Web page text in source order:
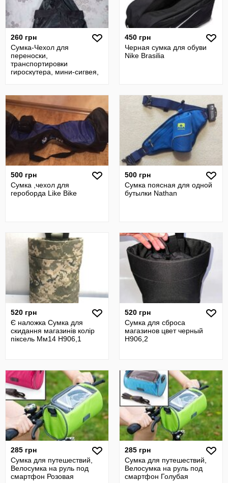
260 грн
Сумка-Чехол для
переноски,
транспортировки
гироскутера, мини-сигвея,
450 грн
Черная сумка для обуви
Nike Brasilia
500 грн
Сумка ,чехол для
героборда Like Bike
500 грн
Сумка поясная для одной
бутылки Nathan
520 грн
Є наложка Сумка для
скидання магазинів колір
піксель Мм14 Н906,1
520 грн
Сумка для сброса
магазинов цвет черный
Н906,2
285 грн
Сумка для путешествий,
Велосумка на руль под
смартфон Розовая
285 грн
Сумка для путешествий,
Велосумка на руль под
смартфон Голубая